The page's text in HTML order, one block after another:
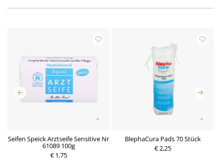
Seifen Speick Arztseife Sensitive Nr
61089 100g
€ 1,75
BlephaCura Pads 70 Stück
€ 2,25